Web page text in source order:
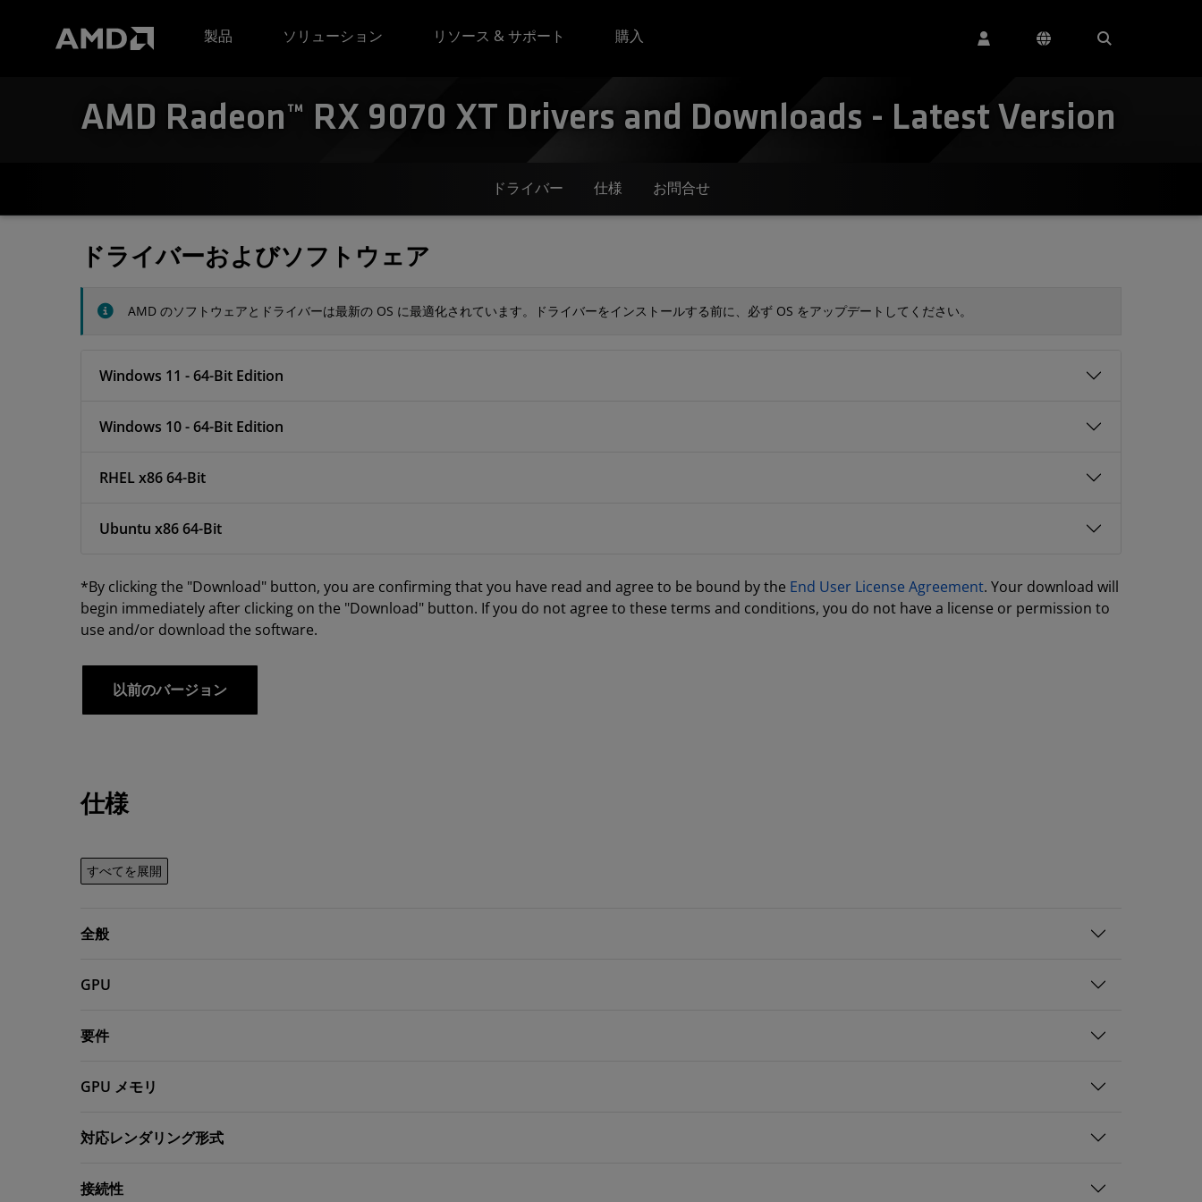
製品
ソリューション リソース & サポート 購入
AMD Radeon™ RX 9070 XT Drivers and Downloads - Latest Version
ドライバー 仕様 お問合せ
ドライバーおよびソフトウェア
AMD のソフトウェアとドライバーは最新の OS に最適化されています。ドライバーをインストールする前に、必ず OS をアップデートしてください。
Windows 11 - 64-Bit Edition
Windows 10 - 64-Bit Edition
RHEL x86 64-Bit
Ubuntu x86 64-Bit
*By clicking the "Download" button, you are confirming that you have read and agree to be bound by the End User License Agreement. Your download will
begin immediately after clicking on the "Download" button. If you do not agree to these terms and conditions, you do not have a license or permission to
use and/or download the software.
以前のバージョン
仕様
すべてを展開
全般
GPU
要件
GPU メモリ
対応レンダリング形式
接続性